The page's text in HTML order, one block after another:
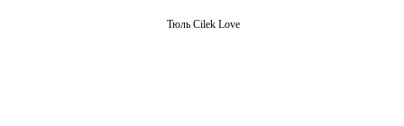
Тюль Cilek Love